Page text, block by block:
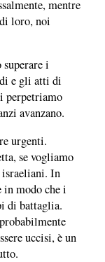
mentre
loro, noi
i
e gli atti di
perpetriamo
avanzano.
urgenti.
se vogliamo
In
in modo che i
di battaglia.
uccisi, è un